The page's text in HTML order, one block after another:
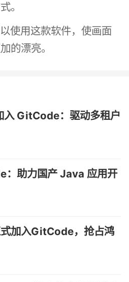
。
使用这款软件，使画面
的漂亮。
GitCode：驱动多租户
助力国产 Java 应用开
加入GitCode，抢占鸿